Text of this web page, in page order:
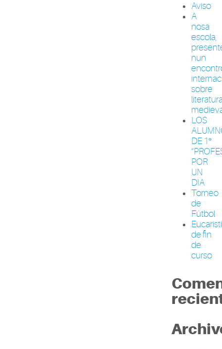
Aviso
A
nosa
escola,
nun
sobre
LOS
DE 1º
POR
UN
DIA
Torneo
de
Fútbol
de fin
de
curso